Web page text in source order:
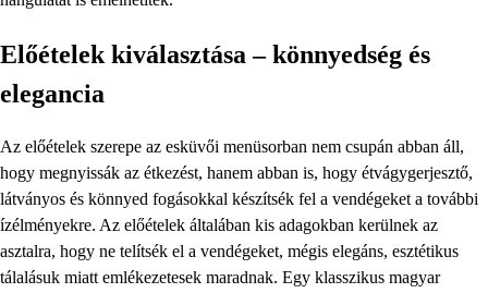
Előételek kiválasztása – könnyedség és
elegancia
Az előételek szerepe az esküvői menüsorban nem csupán abban áll,
hogy megnyissák az étkezést, hanem abban is, hogy étvágygerjesztő,
látványos és könnyed fogásokkal készítsék fel a vendégeket a további
ízélményekre. Az előételek általában kis adagokban kerülnek az
asztalra, hogy ne telítsék el a vendégeket, mégis elegáns, esztétikus
tálalásuk miatt emlékezetesek maradnak. Egy klasszikus magyar